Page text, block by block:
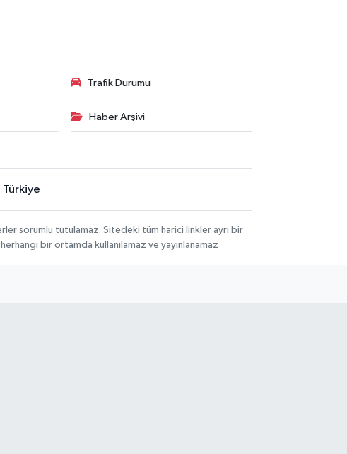
Trafik Durumu
Haber Arşivi
Türkiye
sorumlu tutulamaz. Sitedeki tüm harici linkler ayrı bir
bir ortamda kullanılamaz ve yayınlanamaz